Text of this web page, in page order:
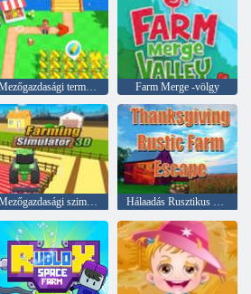
Mezőgazdasági termelők szigete Farm Merge -völgy
Mezőgazdasági szimulátor 3D Hálaadás Rusztikus Farm Escape